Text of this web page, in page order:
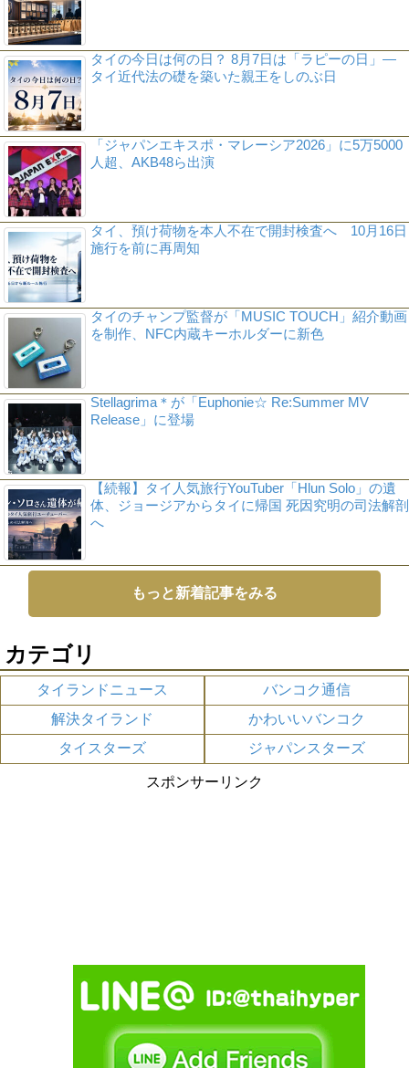
タイの今日は何の日？ 8月7日は「ラピーの日」―
タイ近代法の礎を築いた親王をしのぶ日
「ジャパンエキスポ・マレーシア2026」に5万5000
人超、AKB48ら出演
タイ、預け荷物を本人不在で開封検査へ 10月16日
施行を前に再周知
タイのチャンプ監督が「MUSIC TOUCH」紹介動画
を制作、NFC内蔵キーホルダーに新色
Stellagrima＊が「Euphonie☆ Re:Summer MV
Release」に登場
【続報】タイ人気旅行YouTuber「Hlun Solo」の遺
体、ジョージアからタイに帰国 死因究明の司法解剖
へ
もっと新着記事をみる
カテゴリ
タイランドニュース
バンコク通信
解決タイランド
かわいいバンコク
タイスターズ
ジャパンスターズ
スポンサーリンク